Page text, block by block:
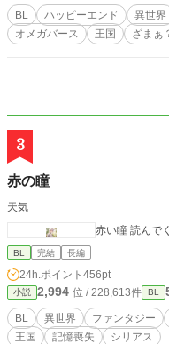
てます？」 おまけに婚約破棄したはずの二股男もなんかやたらと絡んでくるん
ですが……俺の冒険者ライフは
BL ハッピーエンド 異世界
オメガバース
王国 ざまぁ
3
赤の瞳
天気
赤い瞳
BL 完結 長編
24h.ポイント 456pt
小説 2,994 位 / 228,613件 BL
BL 異世界 ファンタジー
王国
記憶喪失 シリアス